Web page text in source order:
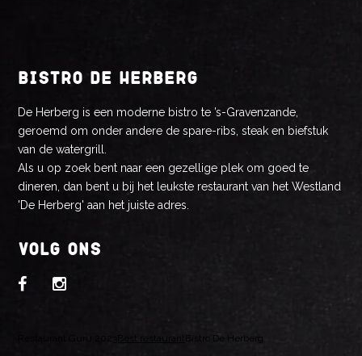
BISTRO DE HERBERG
De Herberg is een moderne bistro te ’s-Gravenzande,
geroemd om onder andere de spare-ribs, steak en biefstuk
van de watergrill.
Als u op zoek bent naar een gezellige plek om goed te
dineren, dan bent u bij het leukste restaurant van het Westland
'De Herberg' aan het juiste adres.
VOLG ONS
Best restaurant Bistro De Herberg